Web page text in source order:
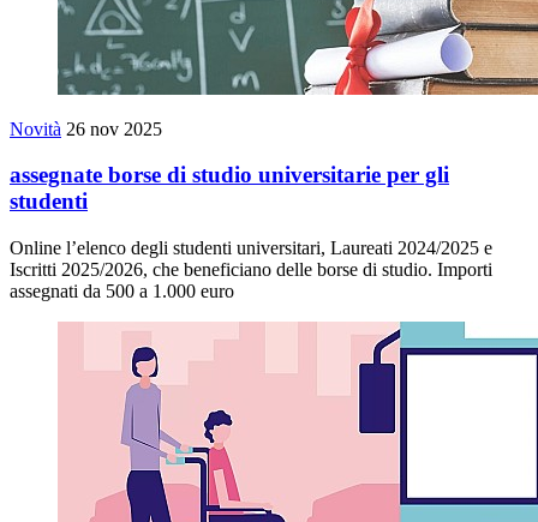
Novità 26 nov 2025
assegnate borse di studio universitarie per gli
studenti
Online l’elenco degli studenti universitari, Laureati 2024/2025 e
Iscritti 2025/2026, che beneficiano delle borse di studio. Importi
assegnati da 500 a 1.000 euro